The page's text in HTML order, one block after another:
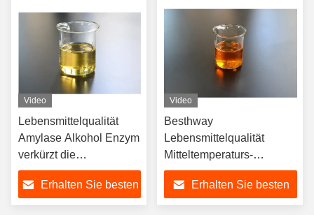
Video
Lebensmittelqualität
Amylase Alkohol Enzym
verkürzt die
Fermentationszeit
Erhalten Sie besten
Video
Besthway
Lebensmittelqualität
Mitteltemperaturs-
Amylase-
Multienzympulver und
Flüssigkeit
Erhalten Sie besten